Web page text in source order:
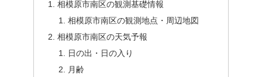
相模原市南区の観測基礎情報
相模原市南区の観測地点・周辺地図
相模原市南区の天気予報
日の出・日の入り
月齢